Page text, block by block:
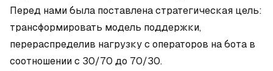
Перед нами была поставлена стратегическая цель:
трансформировать модель поддержки,
перераспределив нагрузку с операторов на бота в
соотношении с 30/70 до 70/30.